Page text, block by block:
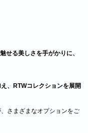
せる美しさを手がかりに、
、RTWコレクションを展開
さまざまなオプションをご